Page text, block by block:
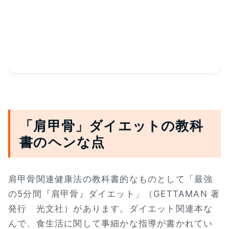
「肩甲骨」ダイエットの教科
書のヘンな点
肩甲骨関連健康法の教科書的なものとして「最強
の5分間『肩甲骨』ダイエット」（GETTAMAN 著
発行 光文社）があります。ダイエット関連本な
んで、食生活に関して事細かな指導が書かれてい